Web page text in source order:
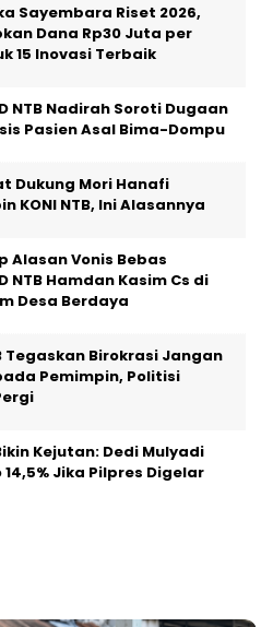
Sayembara Riset 2026,
Dana Rp30 Juta per
15 Inovasi Terbaik
NTB Nadirah Soroti Dugaan
Pasien Asal Bima-Dompu
Dukung Mori Hanafi
KONI NTB, Ini Alasannya
Alasan Vonis Bebas
NTB Hamdan Kasim Cs di
Desa Berdaya
Tegaskan Birokrasi Jangan
Pemimpin, Politisi
Kejutan: Dedi Mulyadi
14,5% Jika Pilpres Digelar